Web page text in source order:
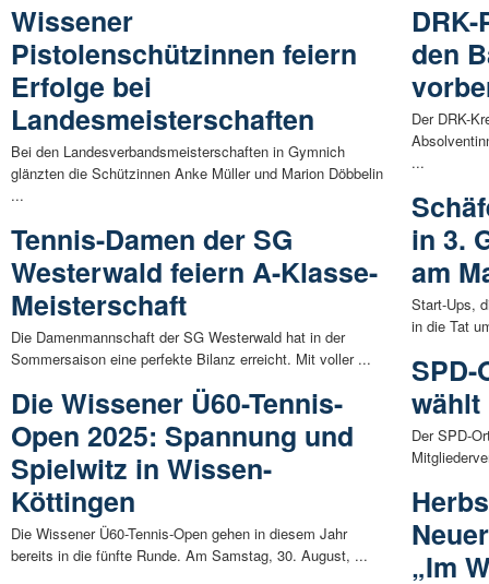
Wissener
Pistolenschützinnen feiern
Erfolge bei
Landesmeisterschaften
Bei den Landesverbandsmeisterschaften in Gymnich
glänzten die Schützinnen Anke Müller und Marion Döbbelin
...
Tennis-Damen der SG
Westerwald feiern A-Klasse-
Meisterschaft
Die Damenmannschaft der SG Westerwald hat in der
Sommersaison eine perfekte Bilanz erreicht. Mit voller ...
Die Wissener Ü60-Tennis-
Open 2025: Spannung und
Spielwitz in Wissen-
Köttingen
Die Wissener Ü60-Tennis-Open gehen in diesem Jahr
bereits in die fünfte Runde. Am Samstag, 30. August, ...
den
Der DRK-
...
in 3.
am
Start-Ups,
in die Tat
wählt
Der SPD-
„Im